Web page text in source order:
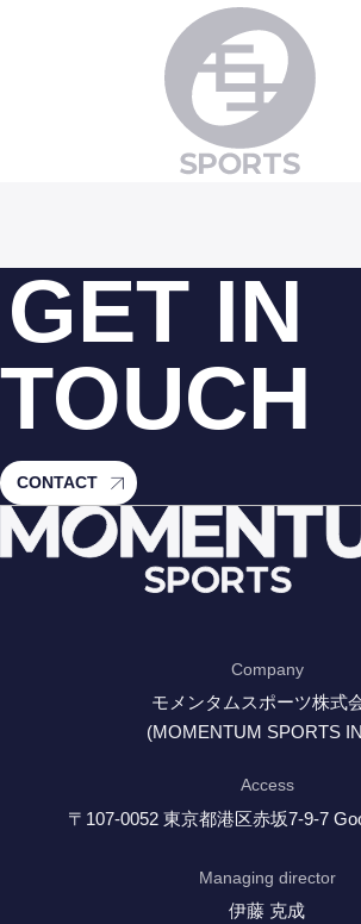
GET IN
TOUCH
CONTACT
Company
モメンタムスポーツ株式
(MOMENTUM SPORTS
Access
〒107-0052 東京都港区赤坂7-9-7
Managing director
伊藤 克成